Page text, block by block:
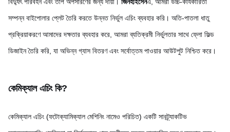
সম্পন্ন বাইপোলার প্লেট তৈরি করতে উন্নত নির্ভুল এচিং ব্যবহার করি। অতি-পাতলা ধাতু
প্রক্রিয়াকরণে আমাদের দক্ষতার ব্যবহার করে, আমরা ব্যতিক্রমী নির্ভুলতার সাথে ফ্লো ফিল্ড
ডিজাইন তৈরি করি, যা অভিন্ন গ্যাস বিতরণ এবং সর্বোত্তম পাওয়ার আউটপুট নিশ্চিত করে।
কেমিক্যাল এচিং কি?
কেমিক্যাল এচিং (ফটোক্যামিক্যাল মেশিনিং নামেও পরিচিত) একটি সাবট্র্যাকটিভ